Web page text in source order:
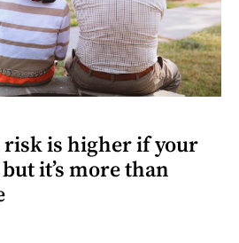
risk is higher if your
it’s more than